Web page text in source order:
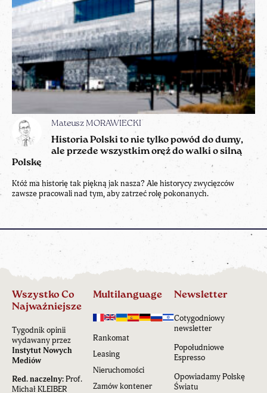
Mateusz MORAWIECKI
Historia Polski to nie tylko powód do dumy,
ale przede wszystkim oręż do walki o silną
Polskę
Któż ma historię tak piękną jak nasza? Ale historycy zwycięzców
zawsze pracowali nad tym, aby zatrzeć rolę pokonanych.
Wszystko Co
Najważniejsze
Tygodnik opinii
wydawany przez
Instytut Nowych
Mediów
Red. naczelny:Prof.
Michał KLEIBER
Multilanguage
Rankomat
Leasing
Nieruchomości
Zamów kontener
Newsletter
Cotygodniowy
newsletter
Popołudniowe
Espresso
Opowiadamy Polskę
Światu